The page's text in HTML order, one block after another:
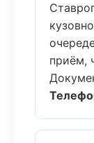
приём,